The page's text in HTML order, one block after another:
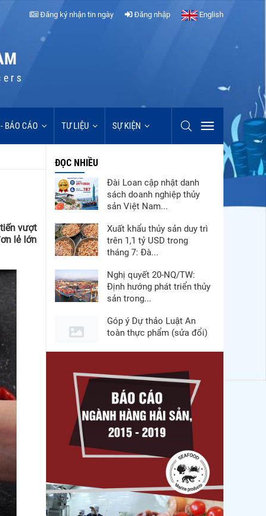
Đăng ký nhận tin ngày Đăng nhập English
BÁO CÁO TƯ LIỆU SỰ KIỆN
vượt
lẻ lớn
ĐỌC NHIỀU
Đài Loan cập nhật danh
sách doanh nghiệp thủy
sản Việt Nam...
Xuất khẩu thủy sản duy trì
trên 1,1 tỷ USD trong
tháng 7: Đà...
Nghị quyết 20-NQ/TW:
Định hướng phát triển thủy
sản trong...
Góp ý Dự thảo Luật An
toàn thực phẩm (sửa đổi)
thích ứng của tôm Việt tại
Nguồn cung giảm, giá cá
rô phi Trung Quốc tiếp tục
tăng
Xuất khẩu cá tra sang
CPTPP: Mở rộng cơ hội
cho hàng giá trị...
Xuất khẩu cá ngừ Việt
Nam sang Canada tăng